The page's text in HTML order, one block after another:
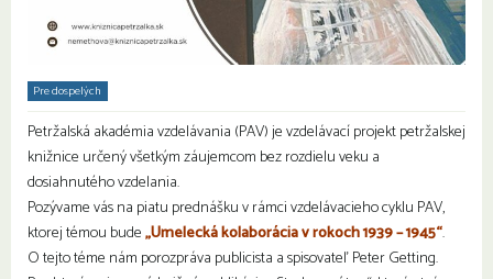
Pre dospelých
Petržalská akadémia vzdelávania (PAV) je vzdelávací projekt petržalskej
knižnice určený všetkým záujemcom bez rozdielu veku a
dosiahnutého vzdelania.
Pozývame vás na piatu prednášku v rámci vzdelávacieho cyklu PAV,
ktorej témou bude„Umelecká kolaborácia v rokoch 1939 – 1945“.
O tejto téme nám porozpráva publicista a spisovateľ Peter Getting.